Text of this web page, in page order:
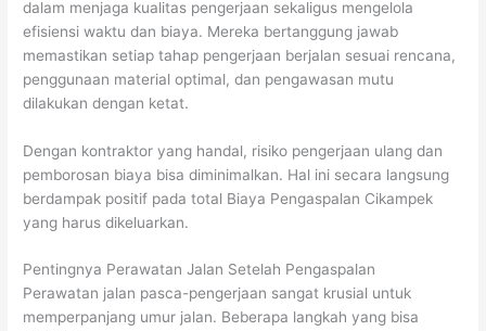
dalam menjaga kualitas pengerjaan sekaligus mengelola
efisiensi waktu dan biaya. Mereka bertanggung jawab
memastikan setiap tahap pengerjaan berjalan sesuai rencana,
penggunaan material optimal, dan pengawasan mutu
dilakukan dengan ketat.
Dengan kontraktor yang handal, risiko pengerjaan ulang dan
pemborosan biaya bisa diminimalkan. Hal ini secara langsung
berdampak positif pada total Biaya Pengaspalan Cikampek
yang harus dikeluarkan.
Pentingnya Perawatan Jalan Setelah Pengaspalan
Perawatan jalan pasca-pengerjaan sangat krusial untuk
memperpanjang umur jalan. Beberapa langkah yang bisa